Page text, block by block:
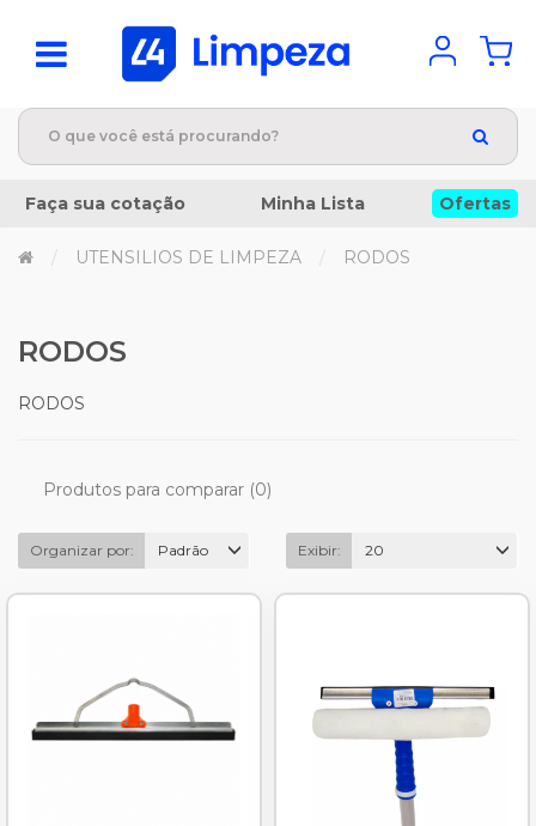
Faça sua cotação Minha Lista Ofertas
UTENSILIOS DE LIMPEZA RODOS
RODOS
RODOS
Produtos para comparar (0)
Organizar por: Padrão Exibir: 20